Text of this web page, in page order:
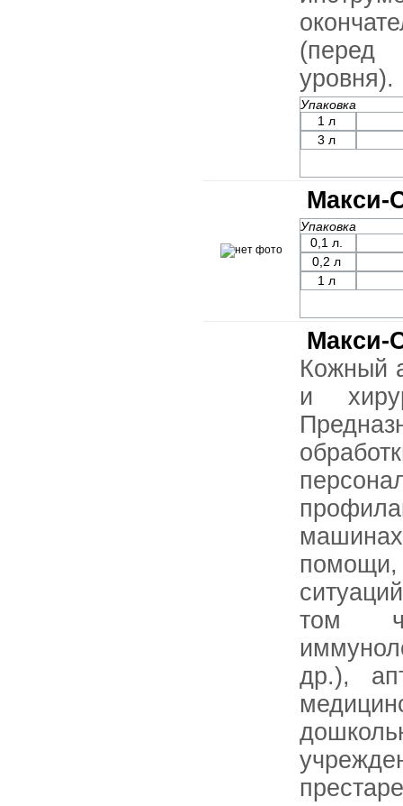
(перед
уровня).
Упаковка
1 л
3 л
Макси-
Упаковка
0,1 л.
0,2 л
1 л
Макси-
Кожный
и
том
др.),